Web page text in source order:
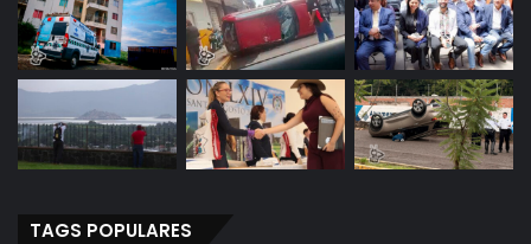
TAGS POPULARES